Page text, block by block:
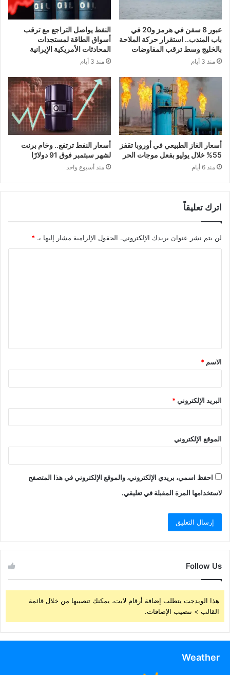
عبور 8 سفن في هرمز و20 في
باب المندب.. استقرار حركة الملاحة
بالخليج وسط ترقب المفاوضات
منذ 3 أيام
النفط يواصل التراجع مع ترقب
أسواق الطاقة لمستجدات
المحادثات الأمريكية الإيرانية
منذ 3 أيام
أسعار الغاز الطبيعي في أوروبا تقفز
55% خلال يوليو بفعل موجات الحر
منذ 6 أيام
أسعار النفط ترتفع.. وخام برنت
لشهر سبتمبر فوق 91 دولارًا
منذ أسبوع واحد
اترك تعليقاً
لن يتم نشر عنوان بريدك الإلكتروني. الحقول الإلزامية مشار إليها بـ*
ق
*
الاسم *
البريد الإلكتروني*
الموقع الإلكتروني
احفظ اسمي، بريدي الإلكتروني، والموقع الإلكتروني في هذا المتصفح
لاستخدامها المرة المقبلة في تعليقي.
Follow Us
هذا الويدجت يتطلب إضافة أرقام لايت، يمكنك تنصيبها من خلال قائمة
القالب > تنصيب الإضافات.
Weather